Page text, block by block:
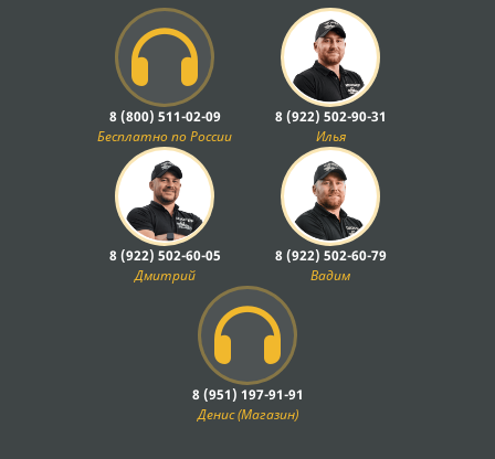
8 (800) 511-02-09
Бесплатно по России
8 (922) 502-90-31
Илья
8 (922) 502-60-05
Дмитрий
8 (922) 502-60-79
Вадим
8 (951) 197-91-91
Денис (Магазин)